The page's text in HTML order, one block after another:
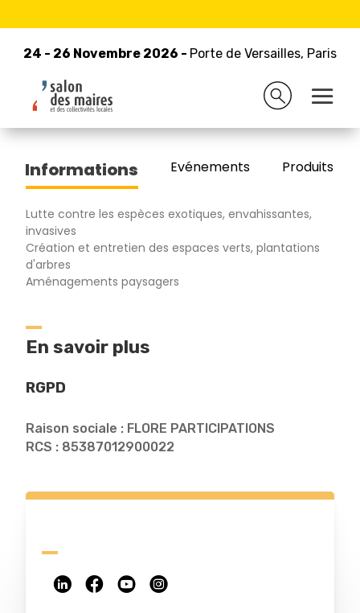
24 - 26 Novembre 2026 - Porte de Versailles, Paris
24 - 26 Novembre 2026 - Porte de Versailles, Paris
Retour à la liste des exposants
OSMAIA
Informations Evénements Produits/
Lutte contre les espèces exotiques, envahissantes,
invasives
Création et entretien des espaces verts, plantations
d'arbres
Aménagements paysagers
En savoir plus
RGPD
Raison sociale : FLORE PARTICIPATIONS
RCS : 85387012900022